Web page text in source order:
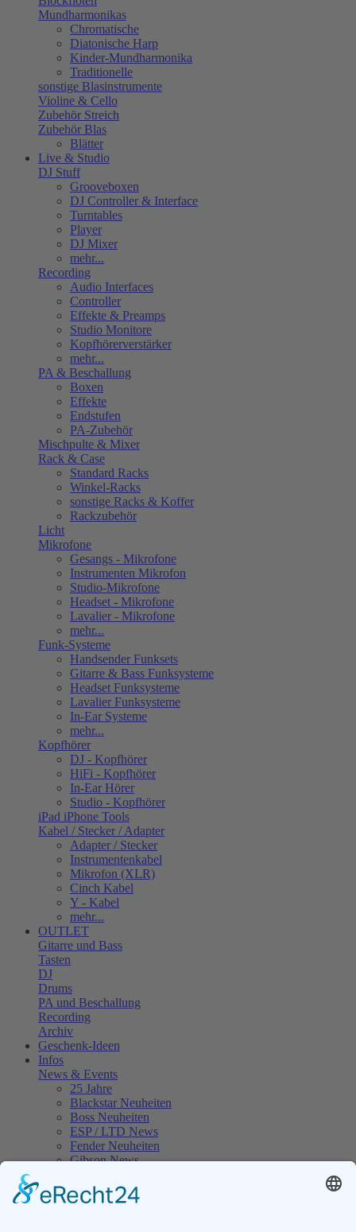
Mundharmonikas
Chromatische
Diatonische Harp
Kinder-Mundharmonika
Traditionelle
sonstige Blasinstrumente
Violine & Cello
Zubehör Streich
Zubehör Blas
Blätter
Live & Studio
DJ Stuff
Grooveboxen
DJ Controller & Interface
Turntables
Player
DJ Mixer
mehr...
Recording
Audio Interfaces
Controller
Effekte & Preamps
Studio Monitore
Kopfhörerverstärker
mehr...
PA & Beschallung
Boxen
Effekte
Endstufen
PA-Zubehör
Mischpulte & Mixer
Rack & Case
Standard Racks
Winkel-Racks
sonstige Racks & Koffer
Rackzubehör
Licht
Mikrofone
Gesangs - Mikrofone
Instrumenten Mikrofon
Studio-Mikrofone
Headset - Mikrofone
Lavalier - Mikrofone
mehr...
Funk-Systeme
Handsender Funksets
Gitarre & Bass Funksysteme
Headset Funksysteme
Lavalier Funksysteme
In-Ear Systeme
mehr...
Kopfhörer
DJ - Kopfhörer
HiFi - Kopfhörer
In-Ear Hörer
Studio - Kopfhörer
iPad iPhone Tools
Kabel / Stecker / Adapter
Adapter / Stecker
Instrumentenkabel
Mikrofon (XLR)
Cinch Kabel
Y - Kabel
mehr...
OUTLET
Gitarre und Bass
Tasten
DJ
Drums
PA und Beschallung
Recording
Archiv
Geschenk-Ideen
Infos
News & Events
25 Jahre
Blackstar Neuheiten
Boss Neuheiten
ESP / LTD News
Fender Neuheiten
Gibson News
Ibanez News
Jackson News